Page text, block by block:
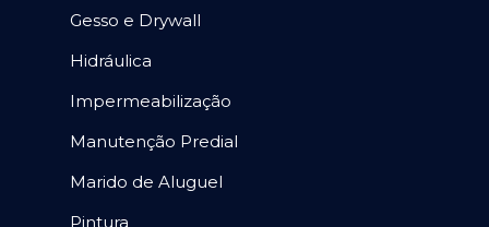
Gesso e Drywall
Hidráulica
Impermeabilização
Manutenção Predial
Marido de Aluguel
Pintura